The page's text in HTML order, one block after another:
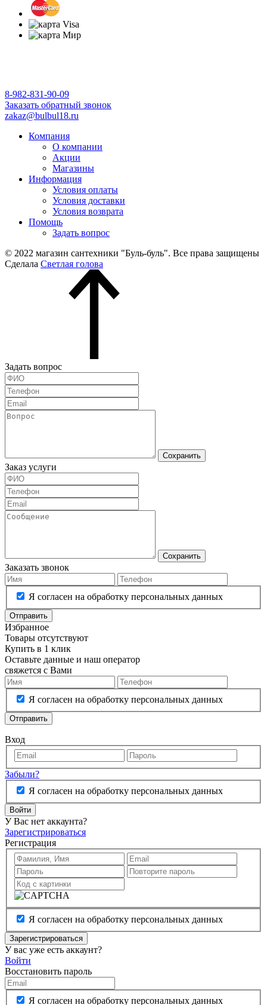
8-982-831-90-09
Заказать обратный звонок
zakaz@bulbul18.ru
Компания
О компании
Акции
Магазины
Информация
Условия оплаты
Условия доставки
Условия возврата
Помощь
Задать вопрос
© 2022 магазин сантехники "Буль-буль". Все права защищены
Сделала Светлая голова
Задать вопрос
Сохранить
Заказ услуги
Сохранить
Заказать звонок
Я согласен на обработку персональных данных
Отправить
Избранное
Товары отсутствуют
Купить в 1 клик
Оставьте данные и наш оператор
свяжется с Вами
Я согласен на обработку персональных данных
Отправить
Вход
Забыли?
Я согласен на обработку персональных данных
Войти
У Вас нет аккаунта?
Зарегистрироваться
Регистрация
Я согласен на обработку персональных данных
Зарегистрироваться
У вас уже есть аккаунт?
Войти
Восстановить пароль
Я согласен на обработку персональных данных